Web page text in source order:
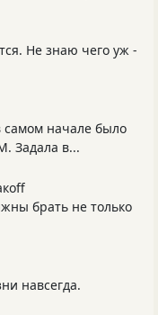
Не знаю чего уж -
самом начале было
Задала в...
брать не только
навсегда.